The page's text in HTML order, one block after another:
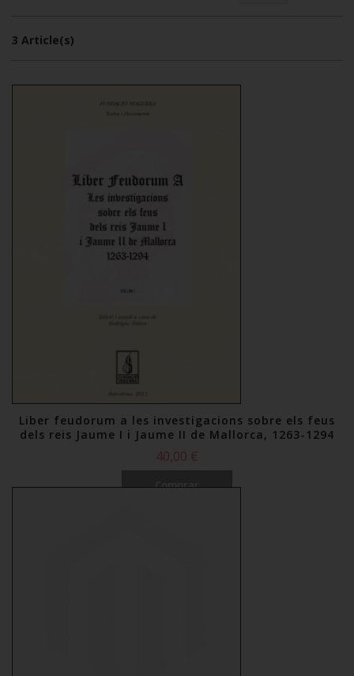
3 Article(s)
Liber feudorum a les investigacions sobre els feus
dels reis Jaume I i Jaume II de Mallorca, 1263-1294
40,00 €
Comprar